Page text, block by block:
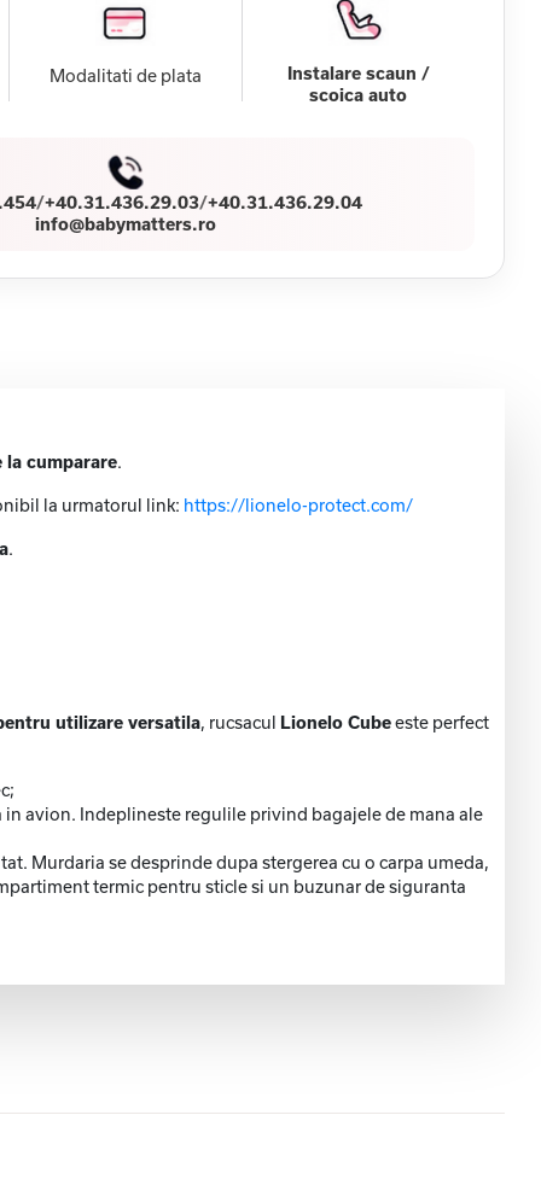
Modalitati de plata
Instalare scaun /
scoica auto
/+40.31.436.29.03/+40.31.436.29.04
info@babymatters.ro
la cumparare.
la urmatorul link: https://lionelo-protect.com/
.
utilizare versatila, rucsacul Lionelo Cubeeste perfect
avion. Indeplineste regulile privind bagajele de mana ale
Murdaria se desprinde dupa stergerea cu o carpa umeda,
termic pentru sticle si un buzunar de siguranta